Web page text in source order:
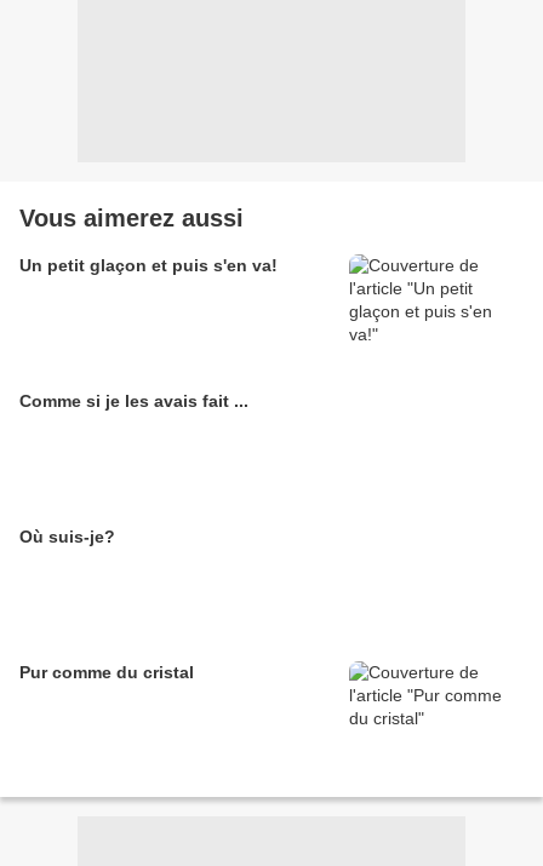
Vous aimerez aussi
Un petit glaçon et puis s'en va!
Comme si je les avais fait ...
Où suis-je?
Pur comme du cristal